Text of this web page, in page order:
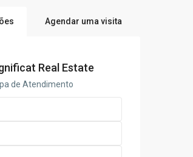
Agendar uma visita
Real Estate
de Atendimento